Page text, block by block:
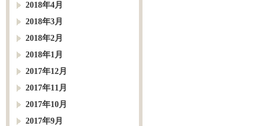
2018年4月
2018年3月
2018年2月
2018年1月
2017年12月
2017年11月
2017年10月
2017年9月